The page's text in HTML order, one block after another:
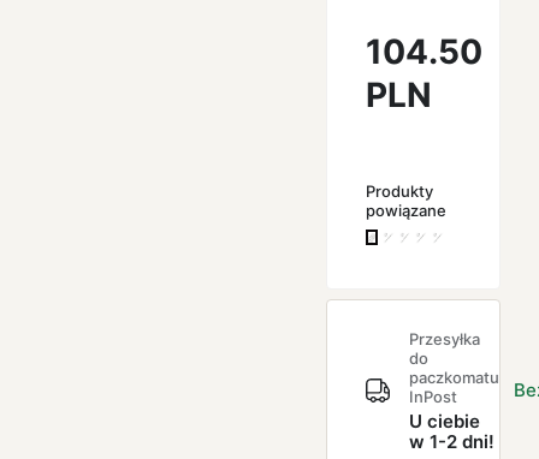
104.50
PLN
Produkty
powiązane
Przesyłka
do
paczkomatu
InPost
U ciebie
w 1-2 dni!